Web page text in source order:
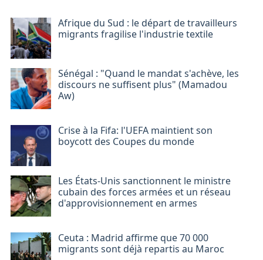
Afrique du Sud : le départ de travailleurs
migrants fragilise l'industrie textile
Sénégal : "Quand le mandat s'achève, les
discours ne suffisent plus" (Mamadou
Aw)
Crise à la Fifa: l'UEFA maintient son
boycott des Coupes du monde
Les États-Unis sanctionnent le ministre
cubain des forces armées et un réseau
d'approvisionnement en armes
Ceuta : Madrid affirme que 70 000
migrants sont déjà repartis au Maroc